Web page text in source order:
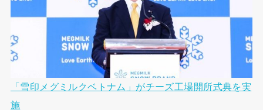
「雪印メグミルクベトナム」がチーズ工場開所式典を実
施